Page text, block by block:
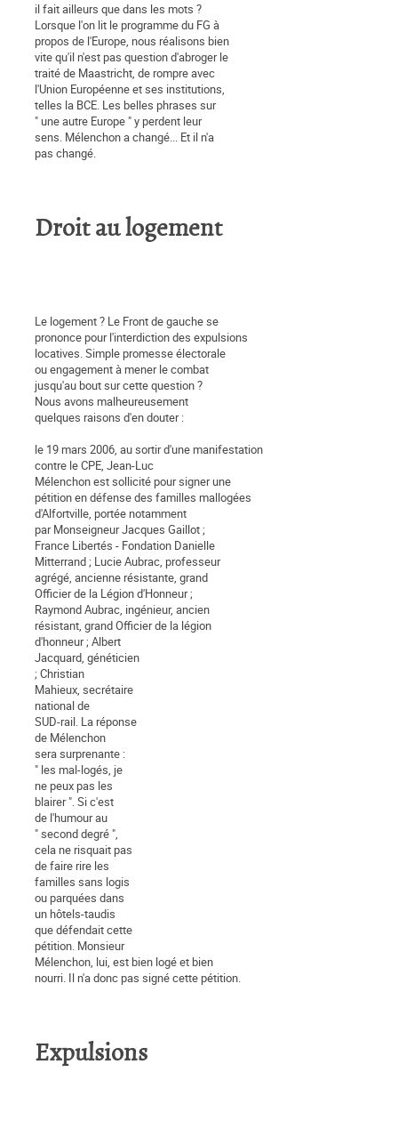
il fait ailleurs que dans les mots ?
Lorsque l'on lit le programme du FG à
propos de l'Europe, nous réalisons bien
vite qu'il n'est pas question d'abroger le
traité de Maastricht, de rompre avec
l'Union Européenne et ses institutions,
telles la BCE. Les belles phrases sur
" une autre Europe " y perdent leur
sens. Mélenchon a changé... Et il n'a
pas changé.
Droit au logement
Le logement ? Le Front de gauche se
prononce pour l'interdiction des expulsions
locatives. Simple promesse électorale
ou engagement à mener le combat
jusqu'au bout sur cette question ?
Nous avons malheureusement
quelques raisons d'en douter :
le 19 mars 2006, au sortir d'une manifestation
contre le CPE, Jean-Luc
Mélenchon est sollicité pour signer une
pétition en défense des familles mallogées
d'Alfortville, portée notamment
par Monseigneur Jacques Gaillot ;
France Libertés - Fondation Danielle
Mitterrand ; Lucie Aubrac, professeur
agrégé, ancienne résistante, grand
Officier de la Légion d'Honneur ;
Raymond Aubrac, ingénieur, ancien
résistant, grand Officier de la légion
d'honneur ; Albert
Jacquard, généticien
; Christian
Mahieux, secrétaire
national de
SUD-rail. La réponse
de Mélenchon
sera surprenante :
" les mal-logés, je
ne peux pas les
blairer ". Si c'est
de l'humour au
" second degré ",
cela ne risquait pas
de faire rire les
familles sans logis
ou parquées dans
un hôtels-taudis
que défendait cette
pétition. Monsieur
Mélenchon, lui, est bien logé et bien
nourri. Il n'a donc pas signé cette pétition.
Expulsions